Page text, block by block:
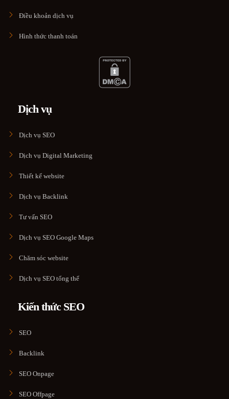
Điều khoản dịch vụ
Hình thức thanh toán
Dịch vụ
Dịch vụ SEO
Dịch vụ Digital Marketing
Thiết kế website
Dịch vụ Backlink
Tư vấn SEO
Dịch vụ SEO Google Maps
Chăm sóc website
Dịch vụ SEO tổng thể
Kiến thức SEO
SEO
Backlink
SEO Onpage
SEO Offpage